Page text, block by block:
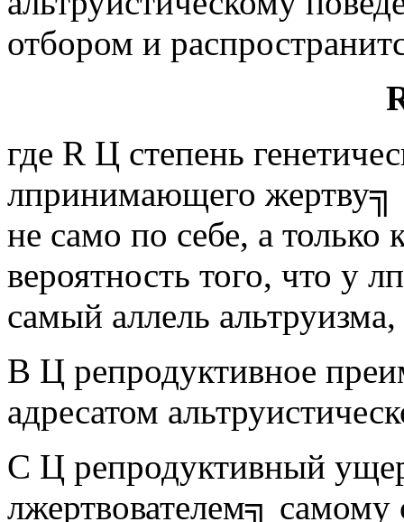
отбором и
где R Ц степень
лпринимающего жертву╗
не само по себе, а
вероятность того, что у
самый аллель
B Ц репродуктивное
адресатом
C Ц репродуктивный
лжертвователем╗ самому